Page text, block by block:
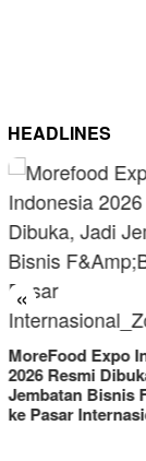
HEADLINES
«
Berantas
Jaringan,
Batu Raih
Telkomsel